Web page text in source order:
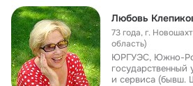
Любовь
73 года,г.
область)
ЮРГУЭС, Южно-
государственный
и сервиса